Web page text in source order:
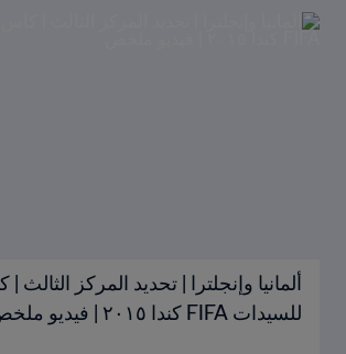
ألمانيا وإنجلترا | تحديد المركز الثالث
للسيدات FIFA كندا ٢٠١٥ | فيديو ملخص